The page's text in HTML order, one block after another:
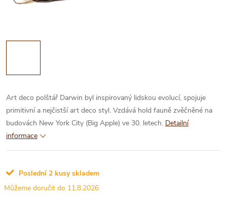
Art deco polštář Darwin byl inspirovaný lidskou evolucí, spojuje
primitivní a nejčistší art deco styl. Vzdává hold fauně zvěčněné na
budovách New York City (Big Apple) ve 30. letech. Detailní
informace
Poslední 2 kusy skladem
11.8.2026